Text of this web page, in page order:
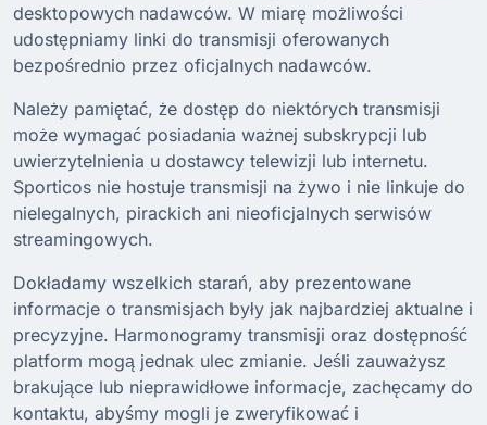
desktopowych nadawców. W miarę możliwości
udostępniamy linki do transmisji oferowanych
bezpośrednio przez oficjalnych nadawców.
Należy pamiętać, że dostęp do niektórych transmisji
może wymagać posiadania ważnej subskrypcji lub
uwierzytelnienia u dostawcy telewizji lub internetu.
Sporticos nie hostuje transmisji na żywo i nie linkuje do
nielegalnych, pirackich ani nieoficjalnych serwisów
streamingowych.
Dokładamy wszelkich starań, aby prezentowane
informacje o transmisjach były jak najbardziej aktualne i
precyzyjne. Harmonogramy transmisji oraz dostępność
platform mogą jednak ulec zmianie. Jeśli zauważysz
brakujące lub nieprawidłowe informacje, zachęcamy do
kontaktu, abyśmy mogli je zweryfikować i